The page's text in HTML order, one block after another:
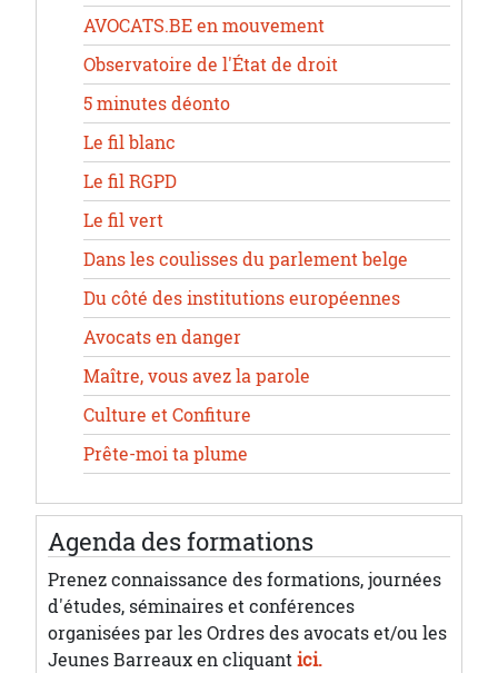
AVOCATS.BE en mouvement
Observatoire de l'État de droit
5 minutes déonto
Le fil blanc
Le fil RGPD
Le fil vert
Dans les coulisses du parlement belge
Du côté des institutions européennes
Avocats en danger
Maître, vous avez la parole
Culture et Confiture
Prête-moi ta plume
Agenda des formations
Prenez connaissance des formations, journées
d'études, séminaires et conférences
organisées par les Ordres des avocats et/ou les
Jeunes Barreaux en cliquantici.